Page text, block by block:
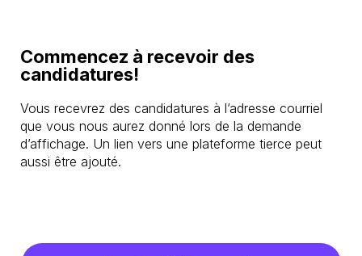
Commencez à recevoir des
candidatures!
Vous recevrez des candidatures à l’adresse courriel
que vous nous aurez donné lors de la demande
d’affichage. Un lien vers une plateforme tierce peut
aussi être ajouté.